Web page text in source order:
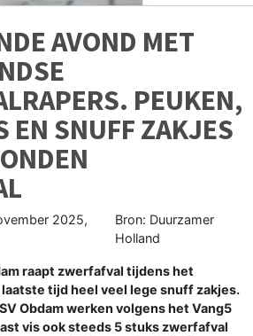
AVOND MET
PEUKEN,
EN SNUFF ZAKJES
2025,
Bron: Duurzamer
Holland
raapt zwerfafval tijdens het
tijd heel veel lege snuff zakjes.
Obdam werken volgens het Vang5
vis ook steeds 5 stuks zwerfafval